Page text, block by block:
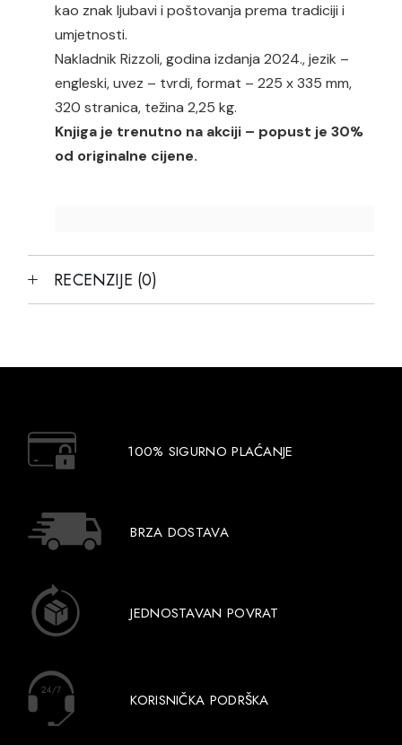
kao znak ljubavi i poštovanja prema tradiciji i
umjetnosti.
Nakladnik Rizzoli, godina izdanja 2024., jezik –
engleski, uvez – tvrdi, format – 225 x 335 mm,
320 stranica, težina 2,25 kg.
Knjiga je trenutno na akciji – popust je 30%
od originalne cijene.
RECENZIJE (0)
100% SIGURNO PLAĆANJE
BRZA DOSTAVA
JEDNOSTAVAN POVRAT
KORISNIČKA PODRŠKA